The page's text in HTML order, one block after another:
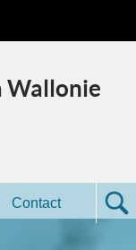
Wallonie
Contact